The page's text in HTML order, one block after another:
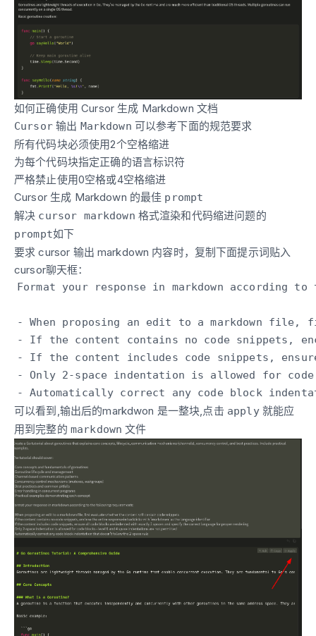
如何正确使用 Cursor 生成 Markdown 文档
Cursor输出 Markdown 可以参考下面的规范要求
所有代码块必须使用2个空格缩进
为每个代码块指定正确的语言标识符
严格禁止使用0空格或4空格缩进
Cursor 生成 Markdown 的最佳 prompt
解决 cursor markdown 格式渲染和代码缩进问题的
prompt如下
要求 cursor 输出 markdown 内容时，复制下面提示词贴入
cursor聊天框：
可以看到,输出后的markdwon 是一整块,点击 apply就能应
用到完整的 markdown 文件